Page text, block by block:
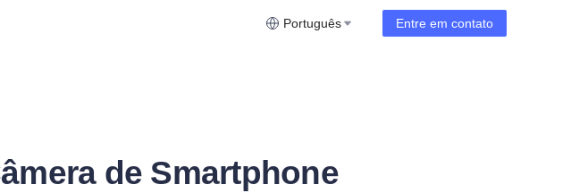
Português Entre em contato
de Smartphone